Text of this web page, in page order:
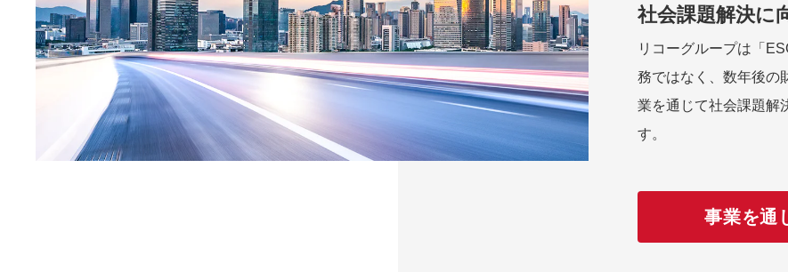
社会課題解決に
リコーグループは「
務ではなく、数年後の
業を通じて社会課題解
す。
事業を通